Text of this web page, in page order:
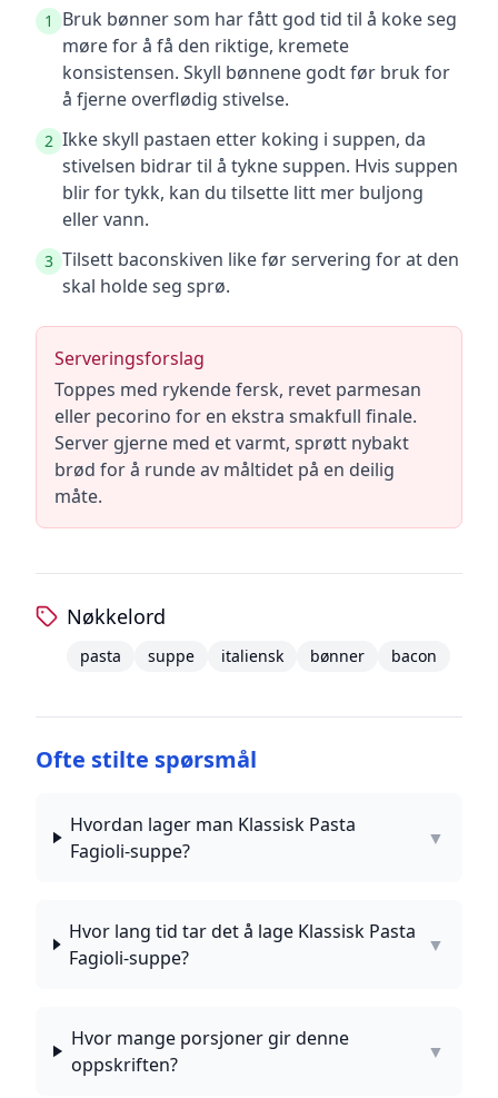
1
Bruk bønner som har fått god tid til å koke seg
møre for å få den riktige, kremete
konsistensen. Skyll bønnene godt før bruk for
å fjerne overflødig stivelse.
2 Ikke skyll pastaen etter koking i suppen, da
stivelsen bidrar til å tykne suppen. Hvis suppen
blir for tykk, kan du tilsette litt mer buljong
eller vann.
3 Tilsett baconskiven like før servering for at den
skal holde seg sprø.
Serveringsforslag
Toppes med rykende fersk, revet parmesan
eller pecorino for en ekstra smakfull finale.
Server gjerne med et varmt, sprøtt nybakt
brød for å runde av måltidet på en deilig
måte.
Nøkkelord
pasta suppe italiensk bønner bacon
Ofte stilte spørsmål
Hvordan lager man Klassisk Pasta
Fagioli-suppe?
▼
Hvor lang tid tar det å lage Klassisk Pasta
Fagioli-suppe?
▼
Hvor mange porsjoner gir denne
oppskriften?
▼